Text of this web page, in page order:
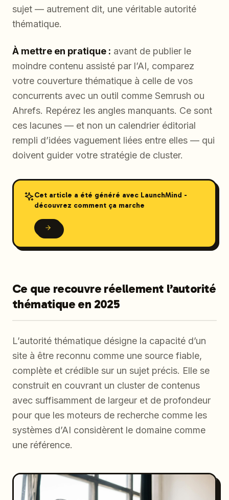
sujet — autrement dit, une véritable autorité
thématique.
À mettre en pratique : avant de publier le
moindre contenu assisté par l’AI, comparez
votre couverture thématique à celle de vos
concurrents avec un outil comme Semrush ou
Ahrefs. Repérez les angles manquants. Ce sont
ces lacunes — et non un calendrier éditorial
rempli d’idées vaguement liées entre elles — qui
doivent guider votre stratégie de cluster.
Cet article a été généré avec LaunchMind -
découvrez comment ça marche
Ce que recouvre réellement l’autorité
thématique en 2025
L’autorité thématique désigne la capacité d’un
site à être reconnu comme une source fiable,
complète et crédible sur un sujet précis. Elle se
construit en couvrant un cluster de contenus
avec suffisamment de largeur et de profondeur
pour que les moteurs de recherche comme les
systèmes d’AI considèrent le domaine comme
une référence.